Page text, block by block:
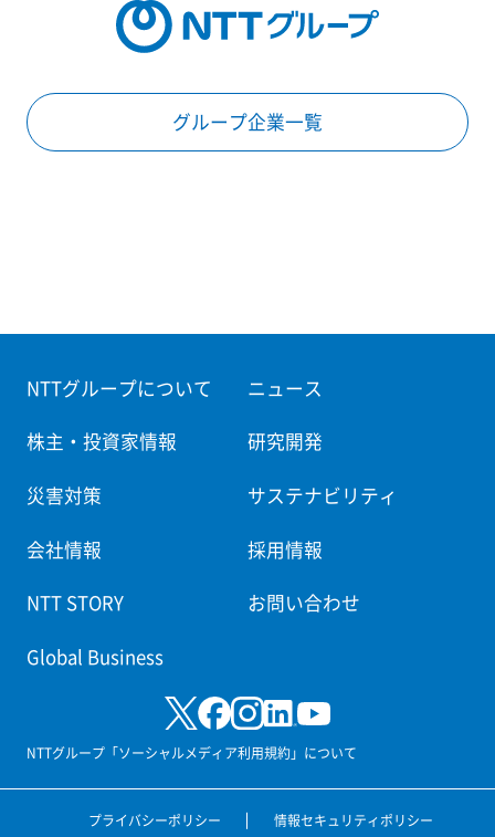
グループ企業一覧
NTTグループについて ニュース
株主・投資家情報 研究開発
災害対策 サステナビリティ
会社情報 採用情報
NTT STORY お問い合わせ
Global Business
NTTグループ「ソーシャルメディア利用規約」について
プライバシーポリシー 情報セキュリティポリシー